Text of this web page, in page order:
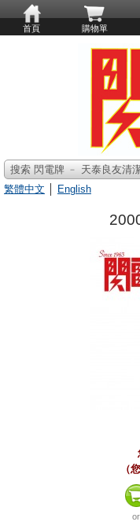
首頁 購物單
搜索 閃電牌 ﹣ 天泰良友清
繁體中文
English
（
or